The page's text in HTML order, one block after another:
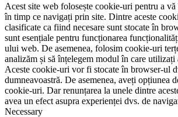
Acest site web folosește cookie-uri pentru a
în timp ce navigați prin site. Dintre aceste
clasificate ca fiind necesare sunt stocate în
sunt esențiale pentru funcționarea
ului web. De asemenea, folosim cookie-uri
analizăm și să înțelegem modul în care utilizați
Aceste cookie-uri vor fi stocate în browser-ul
dumneavoastră. De asemenea, aveți opțiunea
cookie-uri. Dar renunțarea la unele dintre
avea un efect asupra experienței dvs. de
Necessary